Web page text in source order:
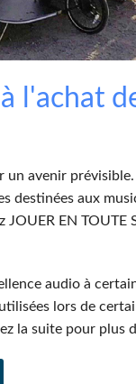
l'achat
un avenir
aux
EN TOUTE
audio à
lors de
la suite pour plus